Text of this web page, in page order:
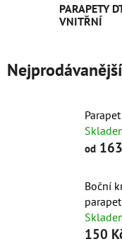
PARAPETY
VNITŘNÍ
Nejprodávanější
od
Boční
150